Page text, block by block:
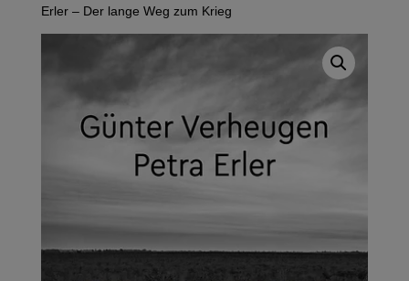
Erler – Der lange Weg zum Krieg